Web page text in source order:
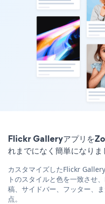
Flickr Galleryアプリを
れまでになく簡単になりま
カスタマイズしたFlickr
トのスタイルと色を一致させ
稿、サイドバー、フッター、
点。